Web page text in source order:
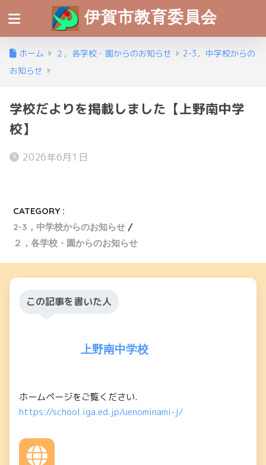
伊賀市教育委員会
ホーム ２，各学校・園からのお知らせ
2-3，中学校からの
お知らせ
学校だよりを掲載しました【上野南中学
校】
2026年6月1日
CATEGORY :
2-3，中学校からのお知らせ
２，各学校・園からのお知らせ
この記事を書いた人
上野南中学校
ホームページをご覧ください.
https://school.iga.ed.jp/uenominami-j/